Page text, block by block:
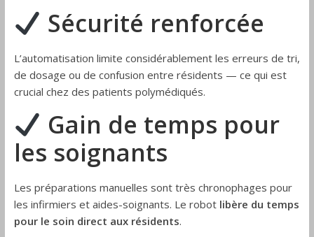
Sécurité renforcée
L’automatisation limite considérablement les erreurs de tri,
de dosage ou de confusion entre résidents — ce qui est
crucial chez des patients polymédiqués.
Gain de temps pour
les soignants
Les préparations manuelles sont très chronophages pour
les infirmiers et aides-soignants. Le robot libère du temps
pour le soin direct aux résidents.